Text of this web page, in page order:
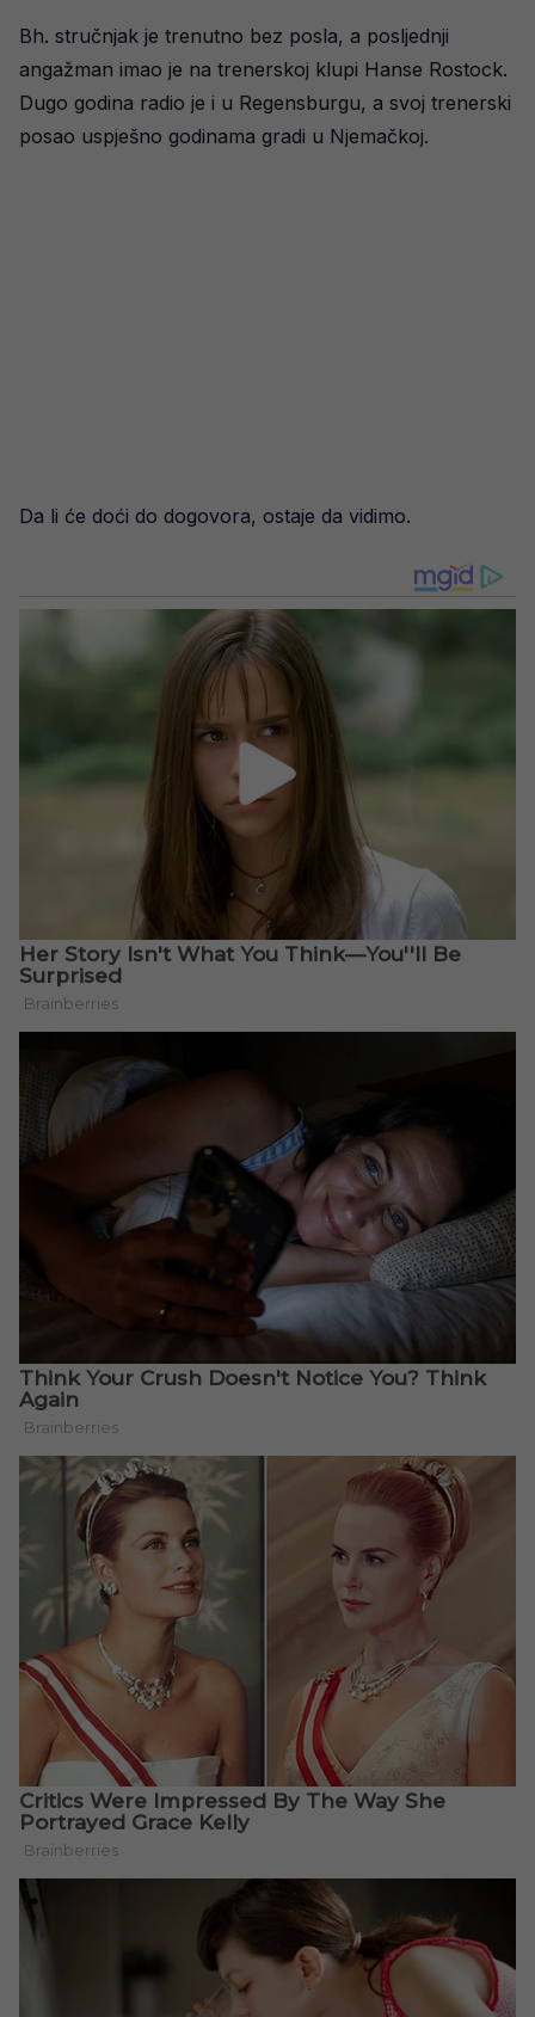
Bh. stručnjak je trenutno bez posla, a posljednji
angažman imao je na trenerskoj klupi Hanse Rostock.
Dugo godina radio je i u Regensburgu, a svoj trenerski
posao uspješno godinama gradi u Njemačkoj.
Da li će doći do dogovora, ostaje da vidimo.